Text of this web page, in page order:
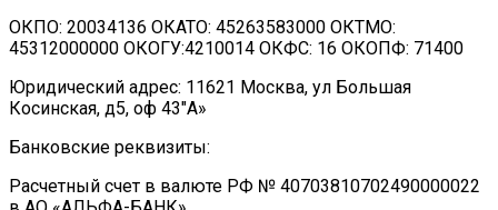
ОКПО: 20034136 ОКАТО: 45263583000 ОКТМО:
45312000000 ОКОГУ:4210014 ОКФС: 16 ОКОПФ: 71400
Юридический адрес: 11621 Москва, ул Большая
Косинская, д5, оф 43″А»
Банковские реквизиты:
Расчетный счет в валюте РФ № 40703810702490000022